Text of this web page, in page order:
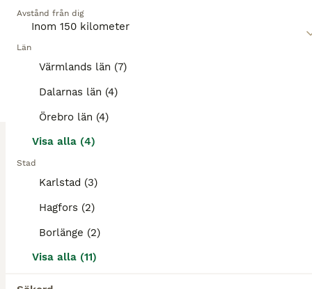
Avstånd från dig
Län
Värmlands län (7)
Dalarnas län (4)
Örebro län (4)
Visa alla (4)
Stad
Karlstad (3)
Hagfors (2)
Borlänge (2)
Visa alla (11)
Knee boots Professionals choice
Pris
Knee boots Professionals choice, i bra skick.
(20.7km)
Skid boots neoprene